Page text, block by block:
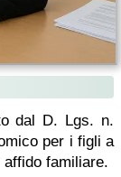
dal D. Lgs. n.
per i figli a
familiare.